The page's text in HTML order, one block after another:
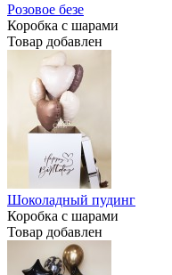
Розовое безе
Коробка с шарами
Товар добавлен
Шоколадный пудинг
Коробка с шарами
Товар добавлен